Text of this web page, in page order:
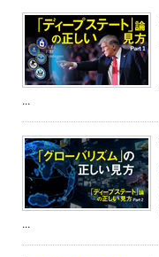
...
...